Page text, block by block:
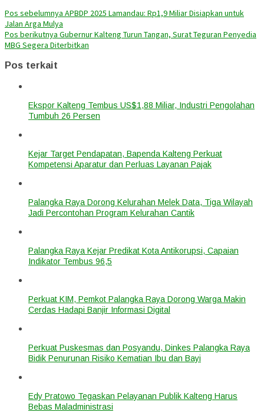
Pos sebelumnya APBDP 2025 Lamandau: Rp1,9 Miliar Disiapkan untuk
Jalan Arga Mulya
Pos berikutnya Gubernur Kalteng Turun Tangan, Surat Teguran Penyedia
MBG Segera Diterbitkan
Pos terkait
Ekspor Kalteng Tembus US$1,88 Miliar, Industri Pengolahan
Tumbuh 26 Persen
Kejar Target Pendapatan, Bapenda Kalteng Perkuat
Kompetensi Aparatur dan Perluas Layanan Pajak
Palangka Raya Dorong Kelurahan Melek Data, Tiga Wilayah
Jadi Percontohan Program Kelurahan Cantik
Palangka Raya Kejar Predikat Kota Antikorupsi, Capaian
Indikator Tembus 96,5
Perkuat KIM, Pemkot Palangka Raya Dorong Warga Makin
Cerdas Hadapi Banjir Informasi Digital
Perkuat Puskesmas dan Posyandu, Dinkes Palangka Raya
Bidik Penurunan Risiko Kematian Ibu dan Bayi
Edy Pratowo Tegaskan Pelayanan Publik Kalteng Harus
Bebas Maladministrasi